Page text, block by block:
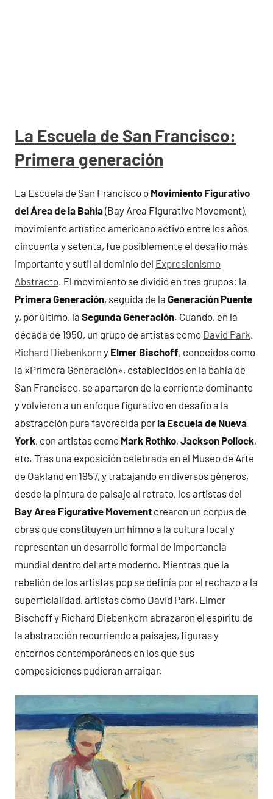
La Escuela de San Francisco:
Primera generación
La Escuela de San Francisco o Movimiento Figurativo
del Área de la Bahía(Bay Area Figurative Movement),
movimiento artístico americano activo entre los años
cincuenta y setenta, fue posiblemente el desafío más
importante y sutil al dominio del Expresionismo
Abstracto. El movimiento se dividió en tres grupos: la
Primera Generación, seguida de la Generación Puente
y, por último, la Segunda Generación. Cuando, en la
década de 1950, un grupo de artistas como David Park,
Richard Diebenkorn y Elmer Bischoff, conocidos como
la «Primera Generación», establecidos en la bahía de
San Francisco, se apartaron de la corriente dominante
y volvieron a un enfoque figurativo en desafío a la
abstracción pura favorecida porla Escuela de Nueva
York, con artistas como Mark Rothko, Jackson Pollock,
etc. Tras una exposición celebrada en el Museo de Arte
de Oakland en 1957, y trabajando en diversos géneros,
desde la pintura de paisaje al retrato, los artistas del
Bay Area Figurative Movement crearon un corpus de
obras que constituyen un himno a la cultura local y
representan un desarrollo formal de importancia
mundial dentro del arte moderno. Mientras que la
rebelión de los artistas pop se definía por el rechazo a la
superficialidad, artistas como David Park, Elmer
Bischoff y Richard Diebenkorn abrazaron el espíritu de
la abstracción recurriendo a paisajes, figuras y
entornos contemporáneos en los que sus
composiciones pudieran arraigar.